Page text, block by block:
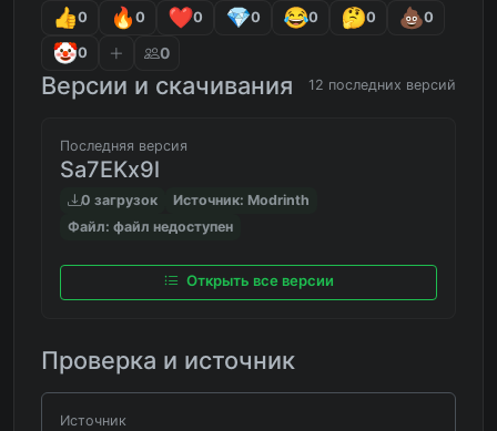
0 0 0 0 0 0 0
0 0
Версии и скачивания 12 последних версий
Последняя версия
Sa7EKx9l
0 загрузок
Источник: Modrinth
Файл: файл недоступен
Открыть все версии
Проверка и источник
Источник